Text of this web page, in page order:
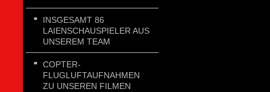
INSGESAMT 86
LAIENSCHAUSPIELER AUS
UNSEREM TEAM
COPTER-
FLUGLUFTAUFNAHMEN
ZU UNSEREN FILMEN